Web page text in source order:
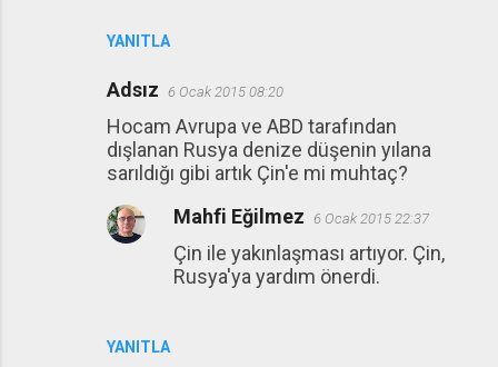
YANITLA
Adsız 6 Ocak 2015 08:20
Hocam Avrupa ve ABD tarafından
dışlanan Rusya denize düşenin yılana
sarıldığı gibi artık Çin'e mi muhtaç?
YANITLA
Mahfi Eğilmez 6 Ocak 2015 22:37
Çin ile yakınlaşması artıyor. Çin,
Rusya'ya yardım önerdi.